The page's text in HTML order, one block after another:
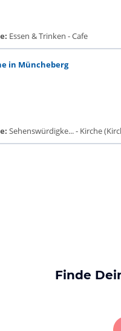
Essen & Trinken - Cafe
in Müncheberg
Sehenswürdigke... - Kirche
Finde